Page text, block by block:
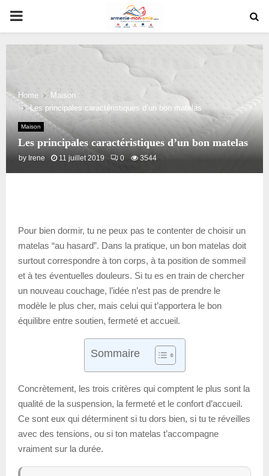
PRIMARY
MENU
Home
Maison
Les principales caractéristiques d’un bon matelas
Maison
Les principales caractéristiques d’un bon matelas
by Irene 11 juillet 2019 0 3544
Pour bien dormir, tu ne peux pas te contenter de choisir un
matelas “au hasard”. Dans la pratique, un bon matelas doit
surtout correspondre à ton corps, à ta position de sommeil
et à tes éventuelles douleurs. Si tu es en train de chercher
un nouveau couchage, l’idée n’est pas de prendre le
modèle le plus cher, mais celui qui t’apportera le bon
équilibre entre soutien, fermeté et accueil.
Sommaire
Concrètement, les trois critères qui comptent le plus sont la
qualité de la suspension, la fermeté et le confort d’accueil.
Ce sont eux qui déterminent si tu dors bien, si tu te réveilles
avec des tensions, ou si ton matelas t’accompagne
vraiment sur la durée.